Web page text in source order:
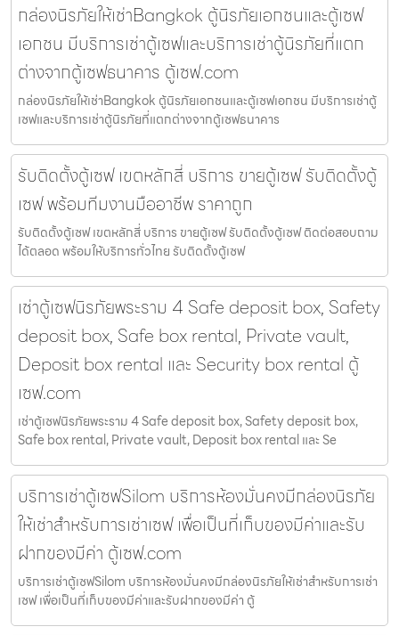
กล่องนิรภัยให้เช่าBangkok ตู้นิรภัยเอกชนและตู้เซฟ
เอกชน มีบริการเช่าตู้เซฟและบริการเช่าตู้นิรภัยที่แตก
ต่างจากตู้เซฟธนาคาร ตู้เซฟ.com
กล่องนิรภัยให้เช่าBangkok ตู้นิรภัยเอกชนและตู้เซฟเอกชน มีบริการเช่าตู้
เซฟและบริการเช่าตู้นิรภัยที่แตกต่างจากตู้เซฟธนาคาร
รับติดตั้งตู้เซฟ เขตหลักสี่ บริการ ขายตู้เซฟ รับติดตั้งตู้
เซฟ พร้อมทีมงานมืออาชีพ ราคาถูก
รับติดตั้งตู้เซฟ เขตหลักสี่ บริการ ขายตู้เซฟ รับติดตั้งตู้เซฟ ติดต่อสอบถาม
ได้ตลอด พร้อมให้บริการทั่วไทย รับติดตั้งตู้เซฟ
เช่าตู้เซฟนิรภัยพระราม 4 Safe deposit box, Safety
deposit box, Safe box rental, Private vault,
Deposit box rental และ Security box rental ตู้
เซฟ.com
เช่าตู้เซฟนิรภัยพระราม 4 Safe deposit box, Safety deposit box,
Safe box rental, Private vault, Deposit box rental และ Se
บริการเช่าตู้เซฟSilom บริการห้องมั่นคงมีกล่องนิรภัย
ให้เช่าสำหรับการเช่าเซฟ เพื่อเป็นที่เก็บของมีค่าและรับ
ฝากของมีค่า ตู้เซฟ.com
บริการเช่าตู้เซฟSilom บริการห้องมั่นคงมีกล่องนิรภัยให้เช่าสำหรับการเช่า
เซฟ เพื่อเป็นที่เก็บของมีค่าและรับฝากของมีค่า ตู้